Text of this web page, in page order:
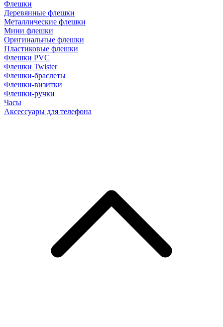
Флешки
Деревянные флешки
Металлические флешки
Мини флешки
Оригинальные флешки
Пластиковые флешки
Флешки PVC
Флешки Twister
Флешки-браслеты
Флешки-визитки
Флешки-ручки
Часы
Аксессуары для телефона